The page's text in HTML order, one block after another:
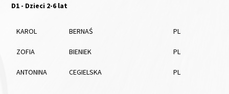
D1 - Dzieci 2-6 lat
KAROL BERNAŚ PL
ZOFIA BIENIEK PL
ANTONINA CEGIELSKA PL